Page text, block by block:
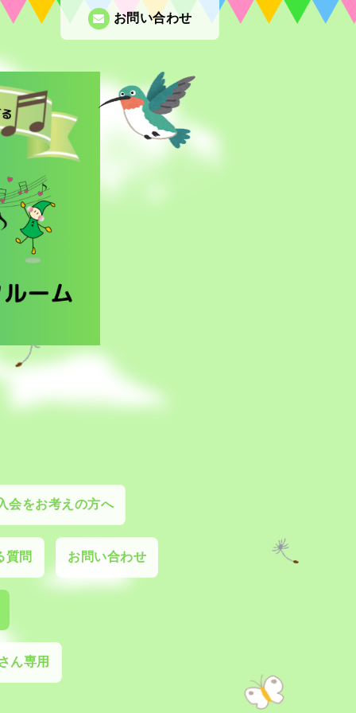
お問い合わせ
会をお考えの方へ
質問 お問い合わせ
ん専用